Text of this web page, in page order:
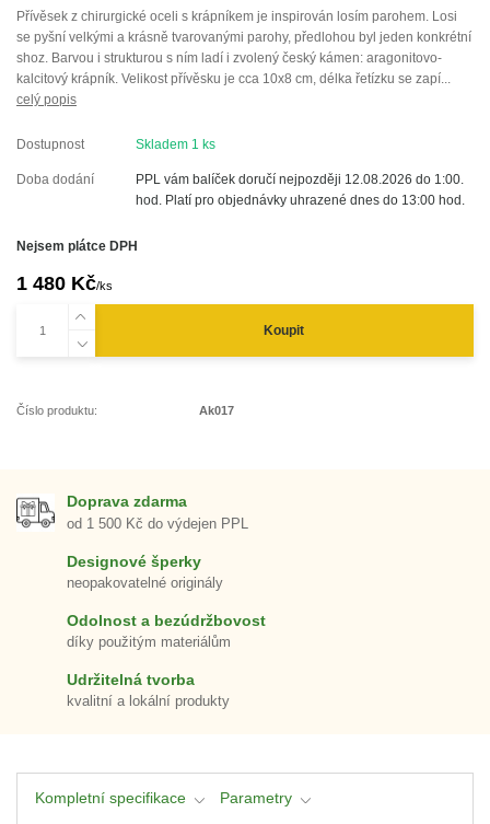
Přívěsek z chirurgické oceli s krápníkem je inspirován losím parohem. Losi
se pyšní velkými a krásně tvarovanými parohy, předlohou byl jeden konkrétní
shoz. Barvou i strukturou s ním ladí i zvolený český kámen: aragonitovo-
kalcitový krápník. Velikost přívěsku je cca 10x8 cm, délka řetízku se zapí...
celý popis
Dostupnost Skladem 1 ks
Doba dodání
PPL vám balíček doručí nejpozději 12.08.2026 do 1:00.
hod. Platí pro objednávky uhrazené dnes do 13:00 hod.
Nejsem plátce DPH
1 480 Kč/ks
Koupit
Číslo produktu: Ak017
Doprava zdarma
od 1 500 Kč do výdejen PPL
Designové šperky
neopakovatelné originály
Odolnost a bezúdržbovost
díky použitým materiálům
Udržitelná tvorba
kvalitní a lokální produkty
Kompletní specifikace Parametry